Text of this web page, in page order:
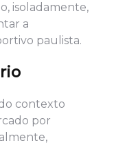
isoladamente,
a
paulista.
contexto
por